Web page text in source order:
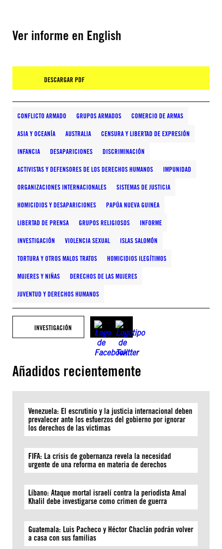
Ver informe en English
DESCARGAR PDF
CONFLICTO ARMADO GRUPOS ARMADOS COMERCIO DE ARMAS
ASIA Y OCEANÍA AUSTRALIA CENSURA Y LIBERTAD DE EXPRESIÓN
INFANCIA DESAPARICIONES DISCRIMINACIÓN
ACTIVISTAS Y DEFENSORES DE LOS DERECHOS HUMANOS IMPUNIDAD
ORGANIZACIONES INTERNACIONALES SISTEMAS DE JUSTICIA
HOMICIDIOS Y DESAPARICIONES PAPÚA NUEVA GUINEA
LIBERTAD DE PRENSA GRUPOS RELIGIOSOS INFORME
INVESTIGACIÓN VIOLENCIA SEXUAL ISLAS SALOMÓN
TORTURA Y OTROS MALOS TRATOS HOMICIDIOS ILEGÍTIMOS
MUJERES Y NIÑAS DERECHOS DE LAS MUJERES
JUVENTUD Y DERECHOS HUMANOS
INVESTIGACIÓN
Añadidos recientemente
Venezuela: El escrutinio y la justicia internacional deben
prevalecer ante los esfuerzos del gobierno por ignorar
los derechos de las víctimas
FIFA: La crisis de gobernanza revela la necesidad
urgente de una reforma en materia de derechos
Líbano: Ataque mortal israelí contra la periodista Amal
Khalil debe investigarse como crimen de guerra
Guatemala: Luis Pacheco y Héctor Chaclán podrán volver
a casa con sus familias